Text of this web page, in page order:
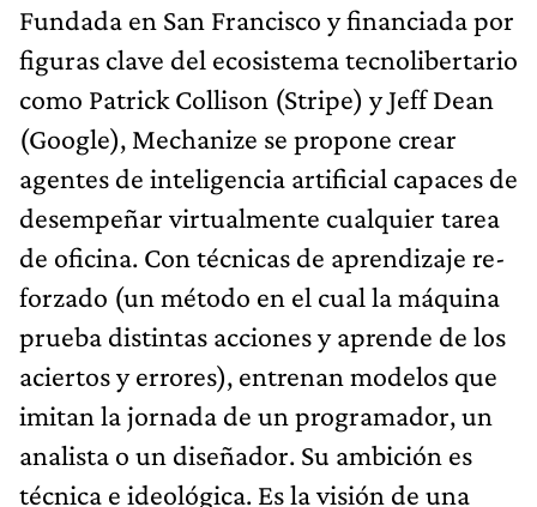
Fundada en San Francisco y financiada por
figuras clave del ecosistema tecnolibertario
como Patrick Collison (Stripe) y Jeff Dean
(Google), Mechanize se propone crear
agentes de inteligencia artificial capaces de
desempeñar virtualmente cualquier tarea
de oficina. Con técnicas de aprendizaje re­
forzado (un método en el cual la máquina
prueba distintas acciones y aprende de los
aciertos y errores), entrenan mo­delos que
imitan la jornada de un programador, un
analista o un diseñador. Su ambición es
técnica e ideológica. Es la visión de una